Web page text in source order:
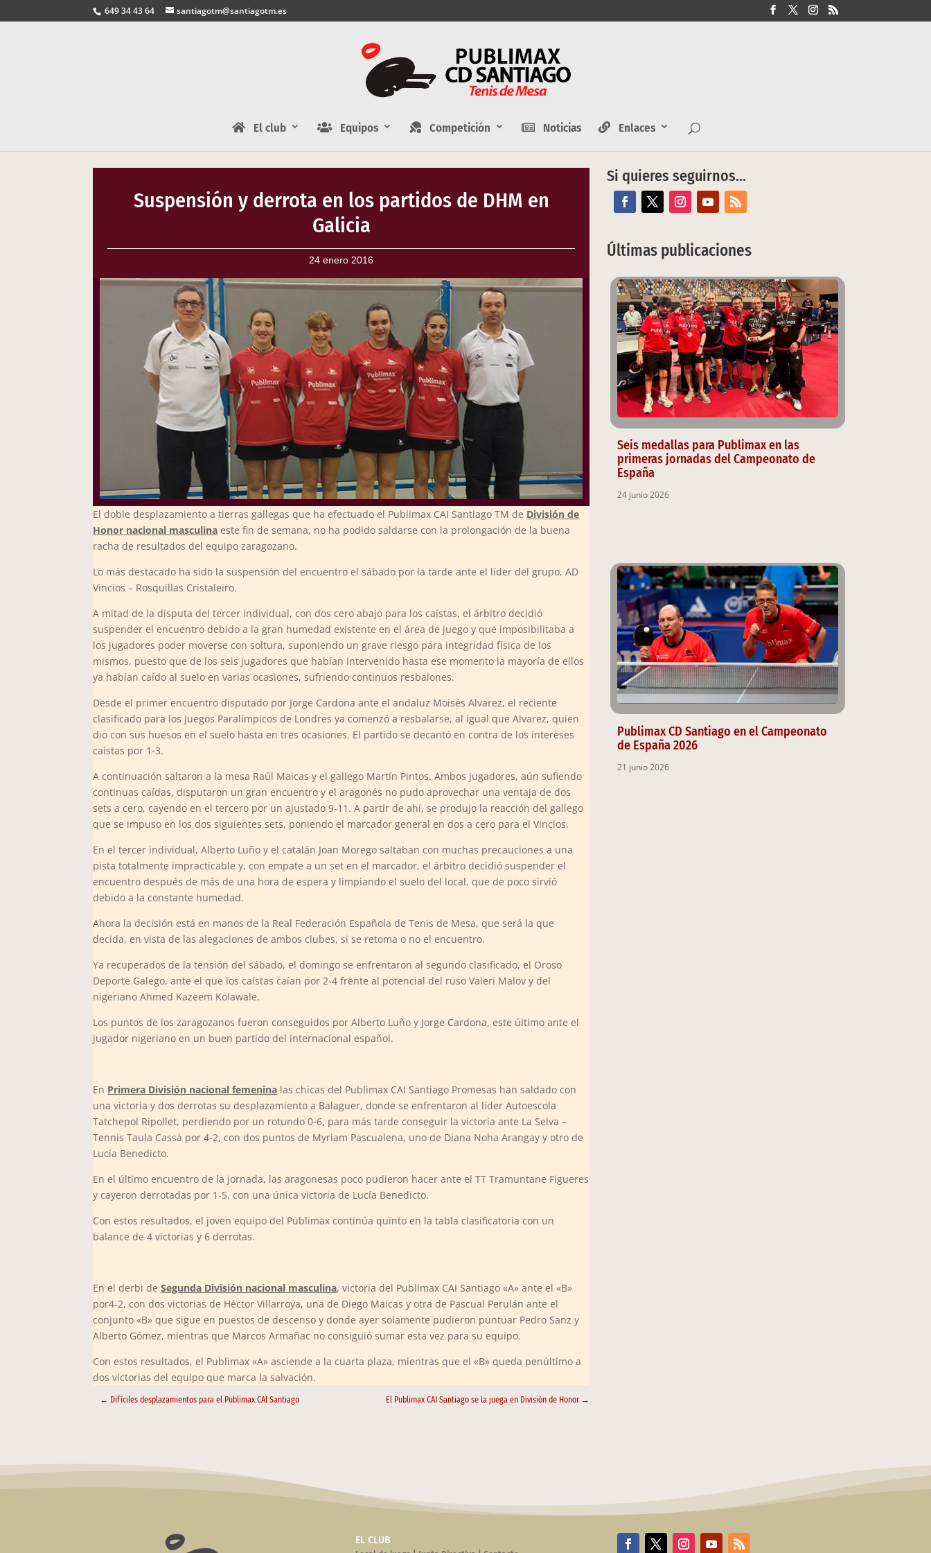
649 34 43 64 santiagotm@santiagotm.es
El club Equipos Competición Noticias Enlaces
Suspensión y derrota en los partidos de DHM en
Galicia
24 enero 2016
El doble desplazamiento a tierras gallegas que ha efectuado el Publimax CAI Santiago TM de División de
Honor nacional masculina este fin de semana, no ha podido saldarse con la prolongación de la buena
racha de resultados del equipo zaragozano.
Lo más destacado ha sido la suspensión del encuentro el sábado por la tarde ante el líder del grupo, AD
Vincios – Rosquillas Cristaleiro.
A mitad de la disputa del tercer individual, con dos cero abajo para los caístas, el árbitro decidió
suspender el encuentro debido a la gran humedad existente en el área de juego y que imposibilitaba a
los jugadores poder moverse con soltura, suponiendo un grave riesgo para integridad física de los
mismos, puesto que de los seis jugadores que habían intervenido hasta ese momento la mayoría de ellos
ya habían caído al suelo en varias ocasiones, sufriendo continuos resbalones.
Desde el primer encuentro disputado por Jorge Cardona ante el andaluz Moisés Alvarez, el reciente
clasificado para los Juegos Paralímpicos de Londres ya comenzó a resbalarse, al igual que Alvarez, quien
dio con sus huesos en el suelo hasta en tres ocasiones. El partido se decantó en contra de los intereses
caístas por 1-3.
A continuación saltaron a la mesa Raúl Maicas y el gallego Martín Pintos. Ambos jugadores, aún sufiendo
continuas caídas, disputaron un gran encuentro y el aragonés no pudo aprovechar una ventaja de dos
sets a cero, cayendo en el tercero por un ajustado 9-11. A partir de ahí, se produjo la reacción del gallego
que se impuso en los dos siguientes sets, poniendo el marcador general en dos a cero para el Vincios.
En el tercer individual, Alberto Luño y el catalán Joan Morego saltaban con muchas precauciones a una
pista totalmente impracticable y, con empate a un set en el marcador, el árbitro decidió suspender el
encuentro después de más de una hora de espera y limpiando el suelo del local, que de poco sirvió
debido a la constante humedad.
Ahora la decisión está en manos de la Real Federación Española de Tenis de Mesa, que será la que
decida, en vista de las alegaciones de ambos clubes, si se retoma o no el encuentro.
Ya recuperados de la tensión del sábado, el domingo se enfrentaron al segundo clasificado, el Oroso
Deporte Galego, ante el que los caístas caían por 2-4 frente al potencial del ruso Valeri Malov y del
nigeriano Ahmed Kazeem Kolawale.
Los puntos de los zaragozanos fueron conseguidos por Alberto Luño y Jorge Cardona, este último ante el
jugador nigeriano en un buen partido del internacional español.
En Primera División nacional femenina las chicas del Publimax CAI Santiago Promesas han saldado con
una victoria y dos derrotas su desplazamiento a Balaguer, donde se enfrentaron al líder Autoescola
Tatchepol Ripollet, perdiendo por un rotundo 0-6, para más tarde conseguir la victoria ante La Selva –
Tennis Taula Cassà por 4-2, con dos puntos de Myriam Pascualena, uno de Diana Noha Arangay y otro de
Lucía Benedicto.
En el último encuentro de la jornada, las aragonesas poco pudieron hacer ante el TT Tramuntane Figueres
y cayeron derrotadas por 1-5, con una única victoria de Lucía Benedicto.
Con estos resultados, el joven equipo del Publimax continúa quinto en la tabla clasificatoria con un
balance de 4 victorias y 6 derrotas.
En el derbi deSegunda División nacional masculina, victoria del Publimax CAI Santiago «A» ante el «B»
por4-2, con dos victorias de Héctor Villarroya, una de Diego Maicas y otra de Pascual Perulán ante el
conjunto «B» que sigue en puestos de descenso y donde ayer solamente pudieron puntuar Pedro Sanz y
Alberto Gómez, mientras que Marcos Armañac no consiguió sumar esta vez para su equipo.
Con estos resultados, el Publimax «A» asciende a la cuarta plaza, mientras que el «B» queda penúltimo a
dos victorias del equipo que marca la salvación.
← Difíciles desplazamientos para el Publimax CAI Santiago El Publimax CAI Santiago se la juega en División de Honor →
Si quieres seguirnos…
Últimas publicaciones
Seis medallas para Publimax en las
primeras jornadas del Campeonato de
España
24 junio 2026
Publimax CD Santiago en el Campeonato
de España 2026
21 junio 2026
EL CLUB